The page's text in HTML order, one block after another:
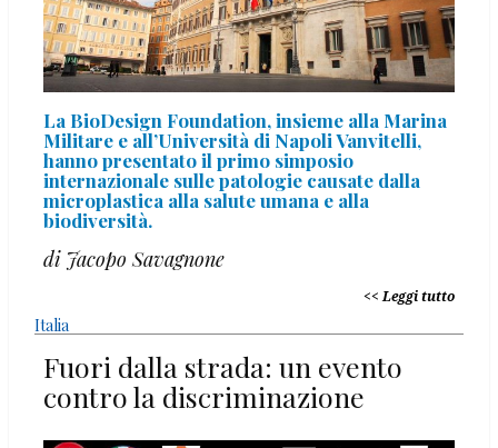
La BioDesign Foundation, insieme alla Marina
Militare e all’Università di Napoli Vanvitelli,
hanno presentato il primo simposio
internazionale sulle patologie causate dalla
microplastica alla salute umana e alla
biodiversità.
di Jacopo Savagnone
Leggi tutto
Italia
Fuori dalla strada: un evento
contro la discriminazione